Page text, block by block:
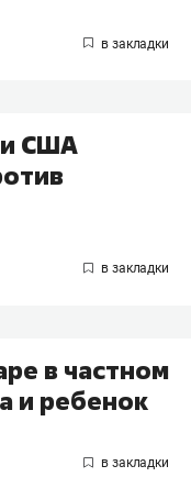
США
в частном
и ребенок